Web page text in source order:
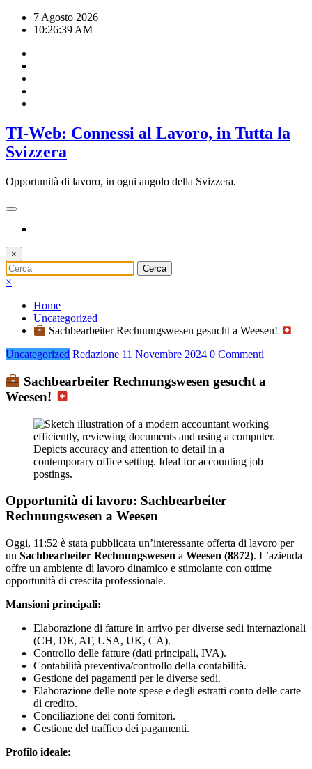
7 Agosto 2026
10:26:40 AM
TI-Web: Connessi al Lavoro, in Tutta la
Svizzera
Opportunità di lavoro, in ogni angolo della Svizzera.
×
×
Home
Uncategorized
Sachbearbeiter Rechnungswesen gesucht a Weesen!
Uncategorized Redazione 11 Novembre 2024 0 Commenti
Sachbearbeiter Rechnungswesen gesucht a
Weesen!
Opportunità di lavoro: Sachbearbeiter
Rechnungswesen a Weesen
Oggi, 11:52 è stata pubblicata un’interessante offerta di lavoro per
un Sachbearbeiter Rechnungswesen a Weesen (8872). L’azienda
offre un ambiente di lavoro dinamico e stimolante con ottime
opportunità di crescita professionale.
Mansioni principali:
Elaborazione di fatture in arrivo per diverse sedi internazionali
(CH, DE, AT, USA, UK, CA).
Controllo delle fatture (dati principali, IVA).
Contabilità preventiva/controllo della contabilità.
Gestione dei pagamenti per le diverse sedi.
Elaborazione delle note spese e degli estratti conto delle carte
di credito.
Conciliazione dei conti fornitori.
Gestione del traffico dei pagamenti.
Profilo ideale: